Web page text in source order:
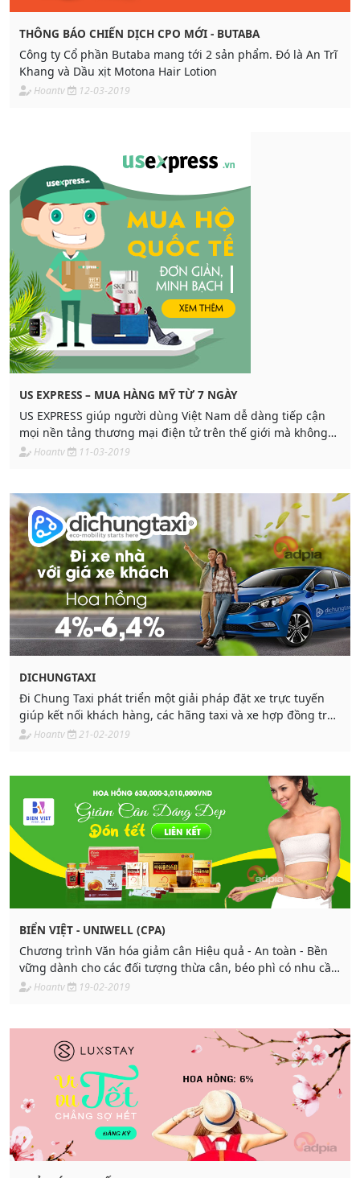
THÔNG BÁO CHIẾN DỊCH CPO MỚI - BUTABA
Công ty Cổ phần Butaba mang tới 2 sản phẩm. Đó là An Trĩ
Khang và Dầu xịt Motona Hair Lotion
Hoantv 12-03-2019
US EXPRESS – MUA HÀNG MỸ TỪ 7 NGÀY
US EXPRESS giúp người dùng Việt Nam dễ dàng tiếp cận
mọi nền tảng thương mại điện tử trên thế giới mà không
gặp phải một rào cản nào
Hoantv 11-03-2019
DICHUNGTAXI
Đi Chung Taxi phát triển một giải pháp đặt xe trực tuyến
giúp kết nối khách hàng, các hãng taxi và xe hợp đồng trên
toàn lãnh thổ Việt Nam với mục tiêu đem lại những trải
Hoantv 21-02-2019
BIỂN VIỆT - UNIWELL (CPA)
Chương trình Văn hóa giảm cân Hiệu quả - An toàn - Bền
vững dành cho các đối tượng thừa cân, béo phì có nhu cầu
giảm cân, cải thiện sức khỏe và được các bác sĩ chuyên
Hoantv 19-02-2019